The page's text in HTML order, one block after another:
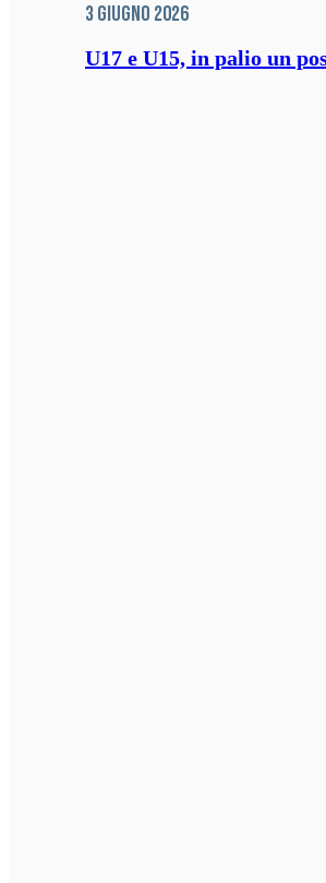
3 Giugno 2026
U17 e U15, in palio un